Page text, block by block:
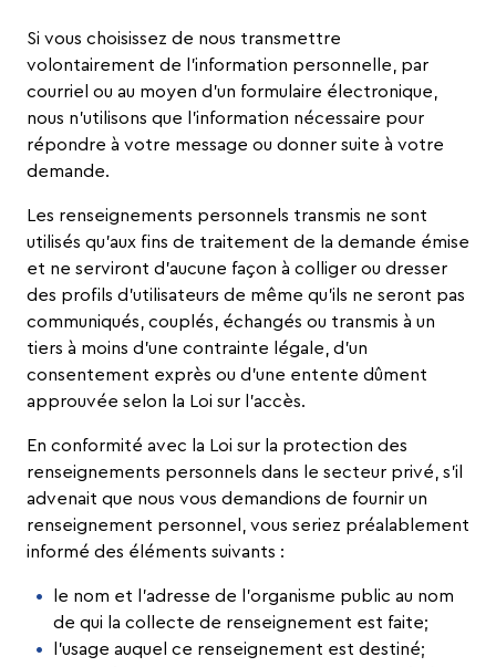
Si vous choisissez de nous transmettre
volontairement de l’information personnelle, par
courriel ou au moyen d’un formulaire électronique,
nous n’utilisons que l’information nécessaire pour
répondre à votre message ou donner suite à votre
demande.
Les renseignements personnels transmis ne sont
utilisés qu’aux fins de traitement de la demande émise
et ne serviront d’aucune façon à colliger ou dresser
des profils d’utilisateurs de même qu’ils ne seront pas
communiqués, couplés, échangés ou transmis à un
tiers à moins d’une contrainte légale, d’un
consentement exprès ou d’une entente dûment
approuvée selon la Loi sur l’accès.
En conformité avec la Loi sur la protection des
renseignements personnels dans le secteur privé , s’il
advenait que nous vous demandions de fournir un
renseignement personnel, vous seriez préalablement
informé des éléments suivants :
le nom et l’adresse de l’organisme public au nom
de qui la collecte de renseignement est faite;
l’usage auquel ce renseignement est destiné;